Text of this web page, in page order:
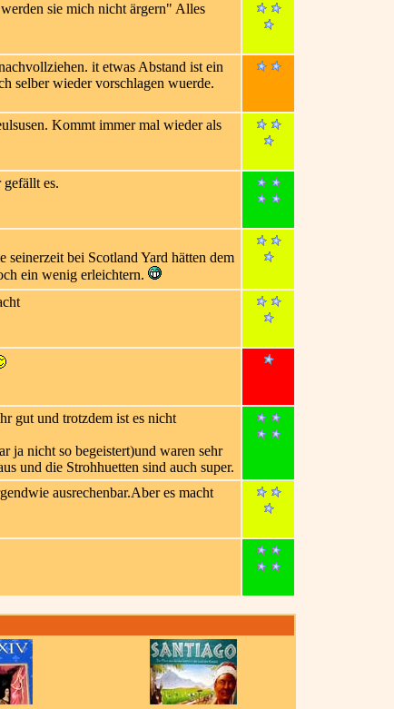
sie mich nicht ärgern" Alles
it etwas Abstand ist ein
selber wieder vorschlagen wuerde.
Kommt immer mal wieder als
es.
bei Scotland Yard hätten dem
ein wenig erleichtern.
gut und trotzdem ist es nicht
ja nicht so begeistert)und waren sehr
und die Strohhuetten sind auch super.
ausrechenbar.Aber es macht